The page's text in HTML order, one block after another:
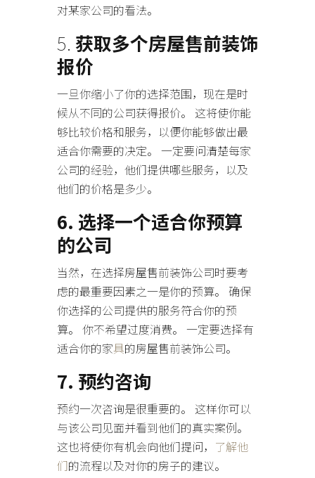
对某家公司的看法。
5. 获取多个房屋售前装饰
报价
一旦你缩小了你的选择范围，现在是时
候从不同的公司获得报价。 这将使你能
够比较价格和服务，以便你能够做出最
适合你需要的决定。 一定要问清楚每家
公司的经验，他们提供哪些服务，以及
他们的价格是多少。
6. 选择一个适合你预算
的公司
当然，在选择房屋售前装饰公司时要考
虑的最重要因素之一是你的预算。 确保
你选择的公司提供的服务符合你的预
算。 你不希望过度消费。 一定要选择有
适合你的家具的房屋售前装饰公司。
7. 预约咨询
预约一次咨询是很重要的。 这样你可以
与该公司见面并看到他们的真实案例。
这也将使你有机会向他们提问， 了解他
们的流程以及对你的房子的建议。